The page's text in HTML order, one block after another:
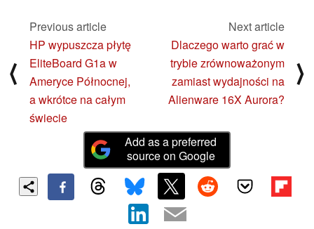
⟨
Previous article
HP wypuszcza płytę
EliteBoard G1a w
Ameryce Północnej,
a wkrótce na całym
świecie
Next article
Dlaczego warto grać w
trybie zrównoważonym
zamiast wydajności na
Alienware 16X Aurora?
⟩
Add as a preferred
source on Google